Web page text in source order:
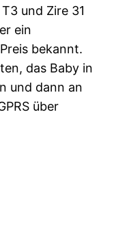
und Zire 31
ein
bekannt.
das Baby in
und dann an
über